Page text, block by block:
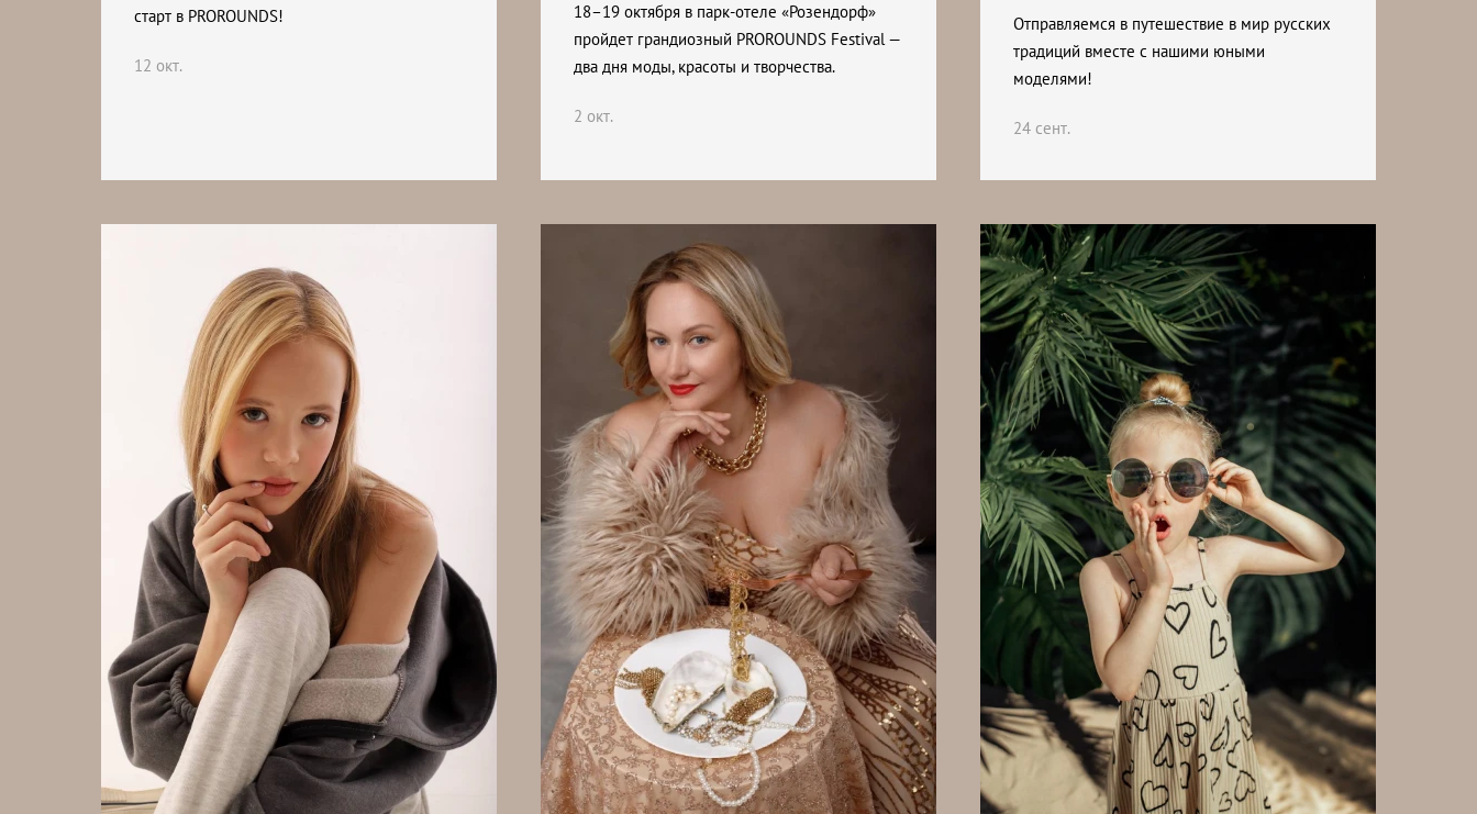
старт в PROROUNDS!
12 окт.
18–19 октября в парк-отеле «Розендорф»
пройдет грандиозный PROROUNDS Festival —
два дня моды, красоты и творчества.
2 окт.
Отправляемся в путешествие в мир русских
традиций вместе с нашими юными
моделями!
24 сент.